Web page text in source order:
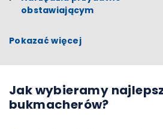
obstawiającym
Pokazać więcej
Jak wybieramy
bukmacherów?